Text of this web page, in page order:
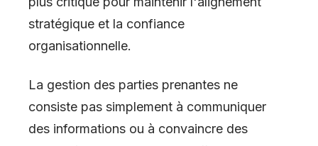
stratégique et la confiance
organisationnelle.
La gestion des parties prenantes ne
consiste pas simplement à communiquer
des informations ou à convaincre des